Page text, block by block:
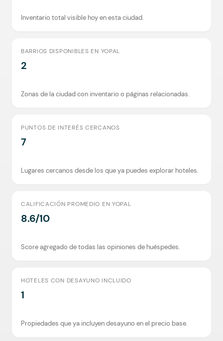
Inventario total visible hoy en esta ciudad.
BARRIOS DISPONIBLES EN YOPAL
2
Zonas de la ciudad con inventario o páginas relacionadas.
PUNTOS DE INTERÉS CERCANOS
7
Lugares cercanos desde los que ya puedes explorar hoteles.
CALIFICACIÓN PROMEDIO EN YOPAL
8.6/10
Score agregado de todas las opiniones de huéspedes.
HOTELES CON DESAYUNO INCLUIDO
1
Propiedades que ya incluyen desayuno en el precio base.